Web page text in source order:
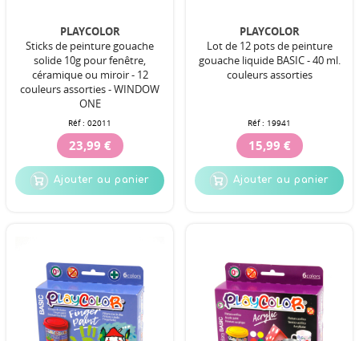
PLAYCOLOR
Sticks de peinture gouache
solide 10g pour fenêtre,
céramique ou miroir - 12
couleurs assorties - WINDOW
ONE
Réf : 02011
23,99 €
Ajouter au panier
PLAYCOLOR
Lot de 12 pots de peinture
gouache liquide BASIC - 40 ml.
couleurs assorties
Réf : 19941
15,99 €
Ajouter au panier